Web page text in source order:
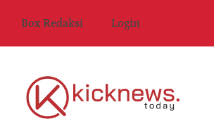
Box Redaksi Login